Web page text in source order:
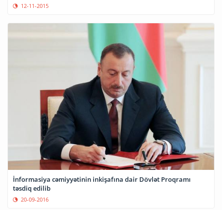
12-11-2015
İnformasiya cəmiyyətinin inkişafına dair Dövlət Proqramı
təsdiq edilib
20-09-2016